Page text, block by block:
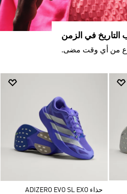
التاريخ في الزمن
من أي وقت مضى.
حذاء ADIZERO EVO SL EXO